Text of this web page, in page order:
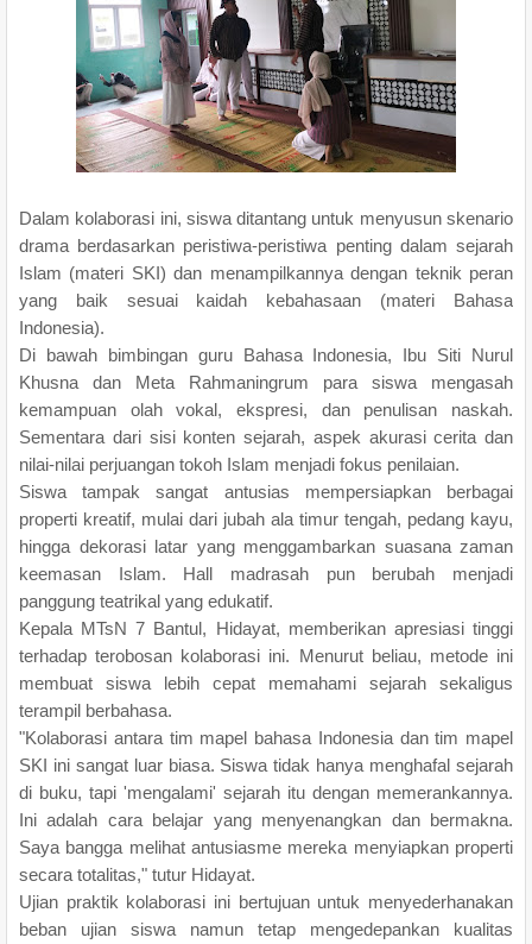
Dalam kolaborasi ini, siswa ditantang untuk menyusun skenario
drama berdasarkan peristiwa-peristiwa penting dalam sejarah
Islam (materi SKI) dan menampilkannya dengan teknik peran
yang baik sesuai kaidah kebahasaan (materi Bahasa
Indonesia).
Di bawah bimbingan guru Bahasa Indonesia, Ibu Siti Nurul
Khusna dan Meta Rahmaningrum para siswa mengasah
kemampuan olah vokal, ekspresi, dan penulisan naskah.
Sementara dari sisi konten sejarah, aspek akurasi cerita dan
nilai-nilai perjuangan tokoh Islam menjadi fokus penilaian.
Siswa tampak sangat antusias mempersiapkan berbagai
properti kreatif, mulai dari jubah ala timur tengah, pedang kayu,
hingga dekorasi latar yang menggambarkan suasana zaman
keemasan Islam. Hall madrasah pun berubah menjadi
panggung teatrikal yang edukatif.
Kepala MTsN 7 Bantul, Hidayat, memberikan apresiasi tinggi
terhadap terobosan kolaborasi ini. Menurut beliau, metode ini
membuat siswa lebih cepat memahami sejarah sekaligus
terampil berbahasa.
"Kolaborasi antara tim mapel bahasa Indonesia dan tim mapel
SKI ini sangat luar biasa. Siswa tidak hanya menghafal sejarah
di buku, tapi 'mengalami' sejarah itu dengan memerankannya.
Ini adalah cara belajar yang menyenangkan dan bermakna.
Saya bangga melihat antusiasme mereka menyiapkan properti
secara totalitas," tutur Hidayat.
Ujian praktik kolaborasi ini bertujuan untuk menyederhanakan
beban ujian siswa namun tetap mengedepankan kualitas